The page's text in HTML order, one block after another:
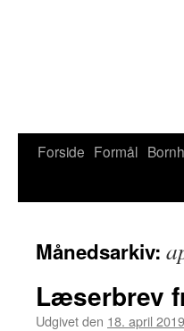
Hop
Forside Formål
Månedsarkiv:
Læserbrev
Udgivet den 18. april 2019